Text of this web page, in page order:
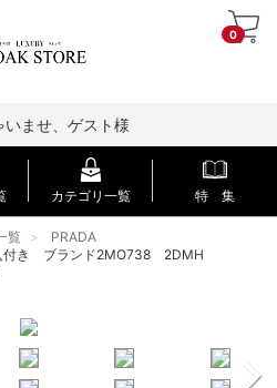
0
いませ、ゲスト様
カテゴリ一覧 特 集
覧
PRADA
付き ブランド2MO738 2DMH